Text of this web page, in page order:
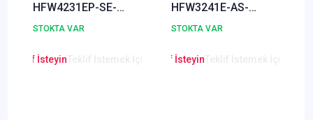
HFW4231EP-SE-
0360B 2 MP WDR
Kamera
STOKTA VAR
Teklif İsteyin Teklif İstemek İçin Tıklayınız
HFW3241E-AS-
0360B 2 MP WDR
IP Kamera
STOKTA VAR
Lütfen Teklif İsteyin